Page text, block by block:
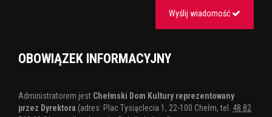
Wyślij wiadomość
OBOWIĄZEK INFORMACYJNY
Administratorem jest Chełmski Dom Kultury reprezentowany
przez Dyrektora (adres: Plac Tysiąclecia 1, 22-100 Chełm, tel. 48 82